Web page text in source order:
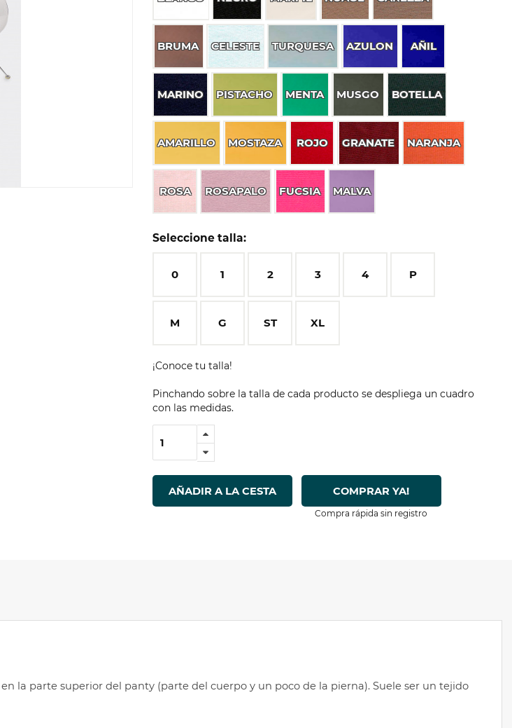
BRUMA CELESTE TURQUESA AZULON AÑIL
MARINO PISTACHO MENTA MUSGO BOTELLA
AMARILLO MOSTAZA ROJO GRANATE NARANJA
ROSA ROSAPALO FUCSIA MALVA
Seleccione talla:
0 1 2 3 4 P
M G ST XL
¡Conoce tu talla!
Pinchando sobre la talla de cada producto se despliega un cuadro
con las medidas.
AÑADIR A LA CESTA COMPRAR YA!
Compra rápida sin registro
la parte superior del panty (parte del cuerpo y un poco de la pierna). Suele ser un tejido